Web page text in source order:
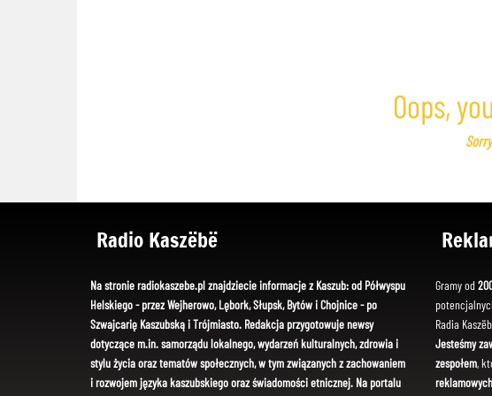
Oops,
Radio Kaszëbë
Na stronie radiokaszebe.pl znajdziecie informacje z Kaszub: od Półwyspu
Helskiego - przez Wejherowo, Lębork, Słupsk, Bytów i Chojnice - po
Szwajcarię Kaszubską i Trójmiasto. Redakcja przygotowuje newsy
dotyczące m.in. samorządu lokalnego, wydarzeń kulturalnych, zdrowia i
stylu życia oraz tematów społecznych, w tym związanych z zachowaniem
i rozwojem języka kaszubskiego oraz świadomości etnicznej. Na portalu
Gramy od
Radia
Jesteśmy
zespołem,
reklamowych